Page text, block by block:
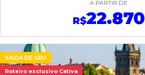
A PARTIR DE
R$22.870
SAIDA DE GRU
Roteiro exclusivo Cativa